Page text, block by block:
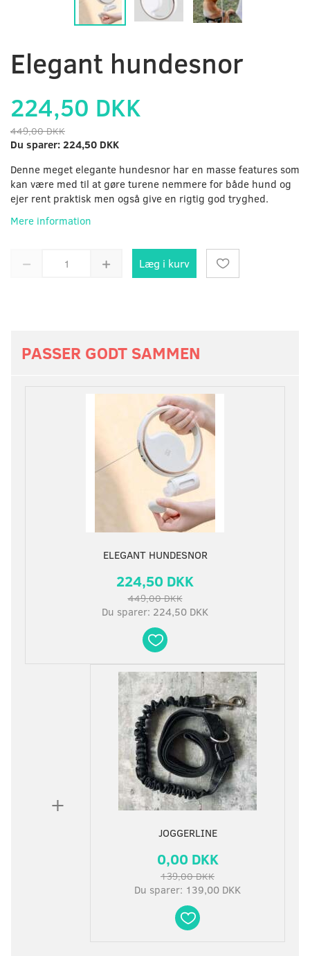
Elegant hundesnor
224,50 DKK
449,00 DKK
Du sparer: 224,50 DKK
Denne meget elegante hundesnor har en masse features som
kan være med til at gøre turene nemmere for både hund og
ejer rent praktisk men også give en rigtig god tryghed.
Mere information
Læg i kurv
PASSER GODT SAMMEN
ELEGANT HUNDESNOR
224,50 DKK
449,00 DKK
Du sparer: 224,50 DKK
+
JOGGERLINE
0,00 DKK
139,00 DKK
Du sparer: 139,00 DKK